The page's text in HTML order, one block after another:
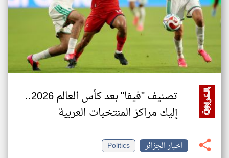
تصنيف "فيفا" بعد كأس العالم 2026..
إليك مراكز المنتخبات العربية
اخبار الجزائر
Politics